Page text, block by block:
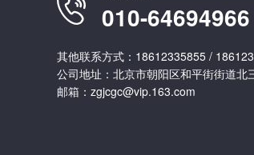
010-64694966
其他联系方式：18612335855 /
公司地址：北京市朝阳区和平街街道
邮箱：zgjcgc@vip.163.com